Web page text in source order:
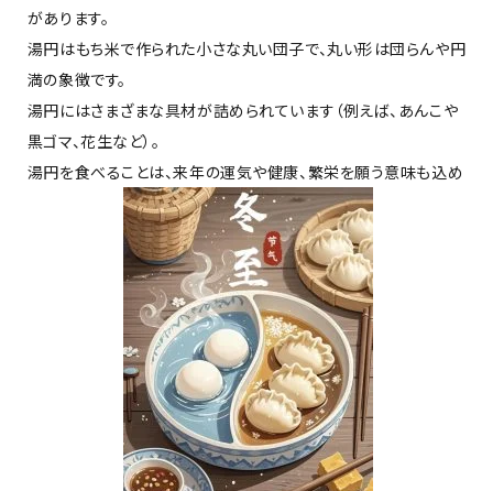
があります。
湯円はもち米で作られた小さな丸い団子で、丸い形は団らんや円
満の象徴です。
湯円にはさまざまな具材が詰められています（例えば、あんこや
黒ゴマ、花生など）。
湯円を食べることは、来年の運気や健康、繁栄を願う意味も込め